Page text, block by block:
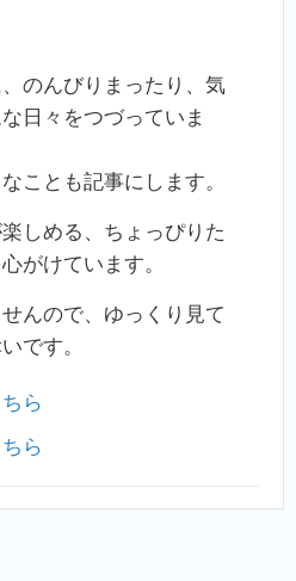
のんびりまったり、気
日々をつづっていま
ことも記事にします。
しめる、ちょっぴりた
がけています。
んので、ゆっくり見て
です。
ら
ら